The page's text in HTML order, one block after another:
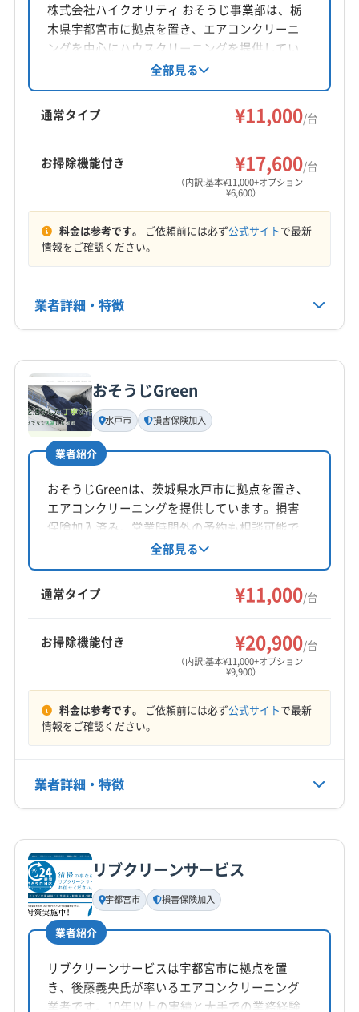
対応地域
下都賀郡壬生町
(埼玉県) さいたま市浦和区
(埼玉県) さいたま市岩槻区
(埼玉県) さいたま市西区
(埼玉県) さいたま市大宮区
(埼玉県) さいたま市南区
(埼玉県) さいたま市緑区
(埼玉県) 羽生市
(埼玉県) 桶川市
(埼玉県) 加須市
(埼玉県) 吉川市
(埼玉県) 久喜市
(埼玉県) 南埼玉郡宮代町
(東京都) 葛飾区
(東京都) 足立区
(群馬県) 邑楽郡千代田町
(群馬県) 邑楽郡大泉町
(群馬県) 邑楽郡邑楽町
(茨城県) つくば市
(茨城県) 猿島郡五霞町
(茨城県) 下妻市
(茨城県) 結城郡八千代町
(茨城県) 結城市
(茨城県) 古河市
(茨城県) 坂東市
(茨城県) 桜川市
(茨城県) 守谷市
(茨城県) 筑西市 (茨城県) 土浦市
営業時間
定休日
年中無休
090-5503-2620
公式サイトを見る
株式会社ハイクオリティ おそうじ事業部は、栃
木県宇都宮市に拠点を置き、エアコンクリーニ
ングを中心にハウスクリーニングを提供してい
ます。ハウスクリーニング士が在籍し、損害保
険加入済み。基本料金11,000円/台で、お掃除機
能付きエアコンは6,600円/台、消臭抗菌コート
1,650円/台などのオプションがあります。土日祝
す。
全部見る
通常タイプ ¥11,000/台
お掃除機能付き ¥17,600/台
（内訳:基本¥11,000+オプション
¥6,600）
料金は参考です。 ご依頼前には必ず公式サイトで最新
情報をご確認ください。
業者詳細・特徴
基本情報
代表者名
非公開
所在地
栃木県宇都宮市宿郷3-5-23
対応地域
さくら市 宇都宮市
鹿沼市
小山市 真岡市 足利市 大田原市
栃木市
那須烏山市
矢板市
下都賀郡野木町
那須郡那珂川町
芳賀郡市貝町
定休日
不定休
028-612-3812
おそうじGreen
水戸市 損害保険加入
業者紹介
おそうじGreenは、茨城県水戸市に拠点を置き、
エアコンクリーニングを提供しています。損害
保険加入済み。営業時間外の予約も相談可能で
す。基本料金に加え、お掃除機能付きエアコン
や室外機の洗浄などのオプションも用意。丁寧
な作業で快適な空間を実現しています。
全部見る
通常タイプ ¥11,000/台
お掃除機能付き ¥20,900/台
（内訳:基本¥11,000+オプション
¥9,900）
料金は参考です。 ご依頼前には必ず公式サイトで最新
情報をご確認ください。
業者詳細・特徴
基本情報
代表者名
非公開
所在地
茨城県水戸市
対応地域
リブクリーンサービス
宇都宮市 損害保険加入
業者紹介
リブクリーンサービスは宇都宮市に拠点を置
き、後藤義央氏が率いるエアコンクリーニング
業者です。10年以上の実績と大手での業務経験